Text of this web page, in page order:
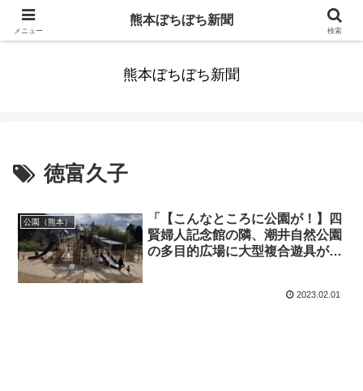
みんなまだ気づかずすごしていたんだわ。ずっといっしょに歩いてゆけるっ
熊本ぼちぼち新聞
徳富久子
公園（熊本）
「【こんなところに公園が！】四
賢婦人記念館の隣、潮井自然公園
の多目的広場に大型複合遊具がお
成】」くまとR子の子育て日記
2023.02.01
メニュー
熊本ぼちぼち新聞
検索